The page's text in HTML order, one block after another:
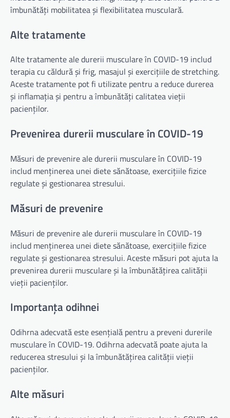
îmbunătăți mobilitatea și flexibilitatea musculară.
Alte tratamente
Alte tratamente ale durerii musculare în COVID-19 includ
terapia cu căldură și frig, masajul și exercițiile de stretching.
Aceste tratamente pot fi utilizate pentru a reduce durerea
și inflamația și pentru a îmbunătăți calitatea vieții
pacienților.
Prevenirea durerii musculare în COVID-19
Măsuri de prevenire ale durerii musculare în COVID-19
includ menținerea unei diete sănătoase, exercițiile fizice
regulate și gestionarea stresului.
Măsuri de prevenire
Măsuri de prevenire ale durerii musculare în COVID-19
includ menținerea unei diete sănătoase, exercițiile fizice
regulate și gestionarea stresului. Aceste măsuri pot ajuta la
prevenirea durerii musculare și la îmbunătățirea calității
vieții pacienților.
Importanța odihnei
Odihrna adecvată este esențială pentru a preveni durerile
musculare în COVID-19. Odihrna adecvată poate ajuta la
reducerea stresului și la îmbunătățirea calității vieții
pacienților.
Alte măsuri